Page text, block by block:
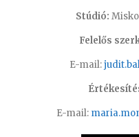
Stúdió:
Felelős
E-mail:
E-mail: